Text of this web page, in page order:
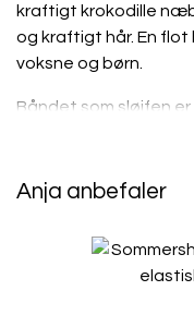
kraftigt krokodille
og kraftigt hår. En flot
voksne og børn.
Båndet som sløjfen
• Producent: Bows
Anja anbefaler